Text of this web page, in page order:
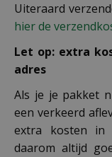
Uiteraard
hier de
Let op: extra
adres
Als je je pakket
een verkeerd
extra kosten in
daarom altijd